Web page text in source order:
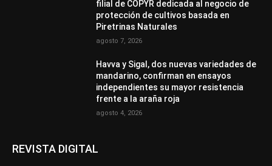
filial de COPYR dedicada al negocio de
protección de cultivos basada en
Piretrinas Naturales
agosto 7, 2026
Havva y Sigal, dos nuevas variedades de
mandarino, confirman en ensayos
independientes su mayor resistencia
frente a la araña roja
agosto 4, 2026
REVISTA DIGITAL